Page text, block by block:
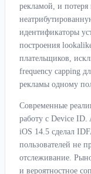
рекламой, и потеря
идентификаторы
построения
плательщиков,
frequency capping
рекламы одному
Современные
работу с Device ID.
iOS 14.5 сделал
пользователей не
отслеживание.
и вероятностное